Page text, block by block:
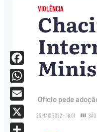
VIOLÊNCIA
Ofício pede
25.MAIO.2022 - 18:01 SÃO
Facebook
WhatsApp
Email
X